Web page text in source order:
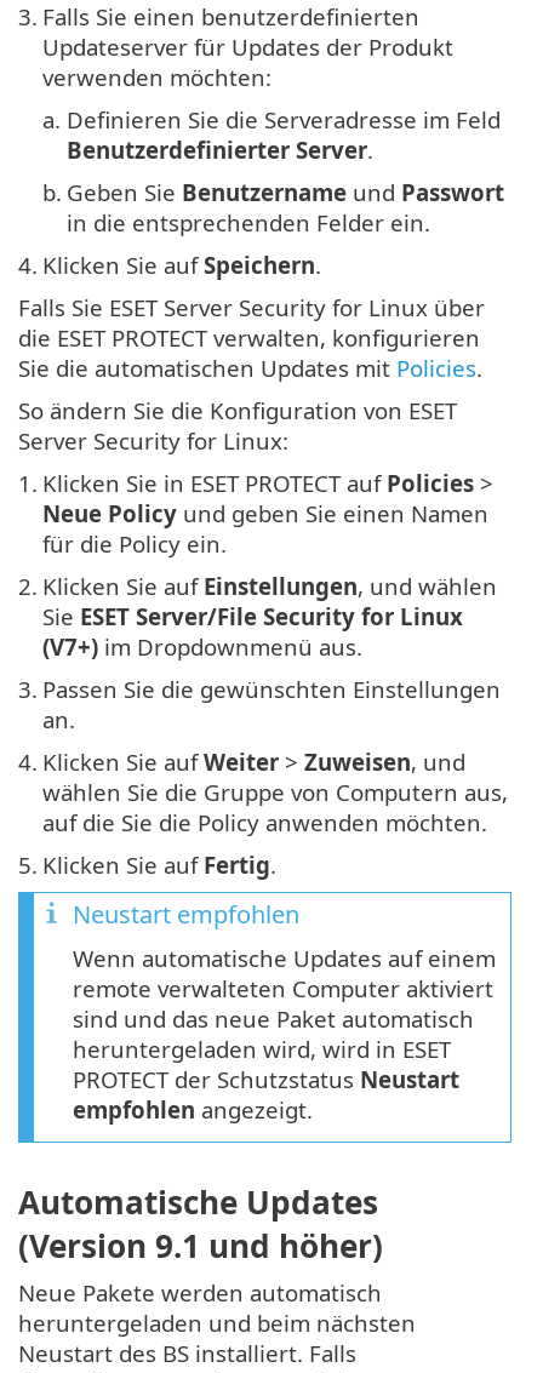
3. Falls Sie einen benutzerdefinierten
Updateserver für Updates der Produkt
verwenden möchten:
a. Definieren Sie die Serveradresse im Feld
Benutzerdefinierter Server.
b. Geben Sie Benutzername und Passwort
in die entsprechenden Felder ein.
4. Klicken Sie aufSpeichern.
Falls Sie ESET Server Security for Linux über
die ESET PROTECT verwalten, konfigurieren
Sie die automatischen Updates mit Policies.
So ändern Sie die Konfiguration von ESET
Server Security for Linux:
1. Klicken Sie in ESET PROTECT auf Policies >
Neue Policy und geben Sie einen Namen
für die Policy ein.
2. Klicken Sie auf Einstellungen, und wählen
Sie ESET Server/File Security for Linux
(V7+) im Dropdownmenü aus.
3. Passen Sie die gewünschten Einstellungen
an.
4. Klicken Sie aufWeiter > Zuweisen, und
wählen Sie die Gruppe von Computern aus,
auf die Sie die Policy anwenden möchten.
5. Klicken Sie auf Fertig.
Neustart empfohlen
Wenn automatische Updates auf einem
remote verwalteten Computer aktiviert
sind und das neue Paket automatisch
heruntergeladen wird, wird in ESET
PROTECT der Schutzstatus Neustart
empfohlen angezeigt.
Automatische Updates
(Version 9.1 und höher)
Neue Pakete werden automatisch
heruntergeladen und beim nächsten
Neustart des BS installiert. Falls